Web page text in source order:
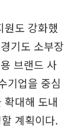
원도 강화했
기도 소부장
브랜드 사
기업을 중심
확대해 도내
계획이다.